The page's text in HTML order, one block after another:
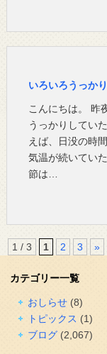
いろいろうっかり
こんにちは。 昨
うっかりしてい
えば、日没の時
気温が続いてい
節は…
1 / 3 1 2 3 »
カテゴリー一覧
おしらせ(8)
トピックス (1)
ブログ(2,067)